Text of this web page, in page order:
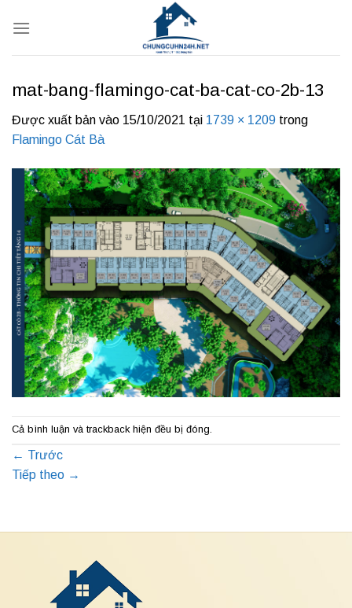
qua
mat-bang-flamingo-cat-ba-cat-co-2b-13
Được xuất bản vào 15/10/2021 tại 1739 × 1209 trong
Flamingo Cát Bà
Cả bình luận và trackback hiện đều bị đóng.
← Trước
Tiếp theo →